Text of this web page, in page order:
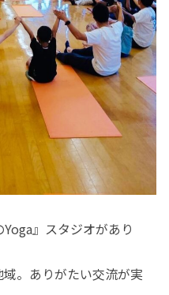
』スタジオがあり
。ありがたい交流が実